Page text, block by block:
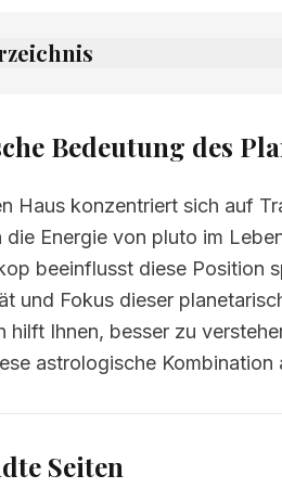
Bedeutung des
Haus konzentriert sich auf
Energie von pluto im
beeinflusst diese Position
und Fokus dieser
hilft Ihnen, besser zu
astrologische Kombination
Seiten